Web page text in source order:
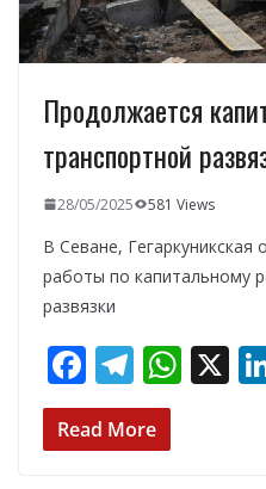
Продолжается
транспортной
28/05/2025 581 Views
В Севане,
работы по капитальному
развязки
F
ac
e
T
el
e
W X
Read More